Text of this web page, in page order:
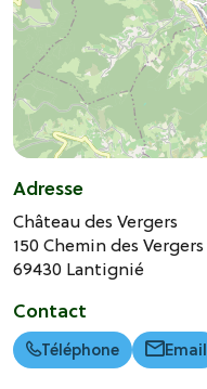
Adresse
Château des Vergers
150 Chemin des Vergers
69430 Lantignié
Contact
Téléphone Email